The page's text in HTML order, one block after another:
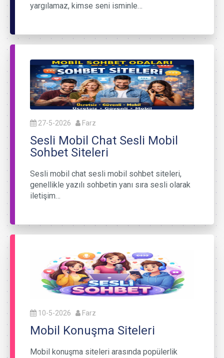
yargılamaz, kimse seni isminle…
27-5-2026 Farz
Sesli Mobil Chat Sesli Mobil
Sohbet Siteleri
Sesli mobil chat sesli mobil sohbet siteleri,
genellikle yazılı sohbetin yanı sıra sesli olarak
iletişim…
10-5-2026 Farz
Mobil Konuşma Siteleri
Mobil konuşma siteleri arasında popülerlik